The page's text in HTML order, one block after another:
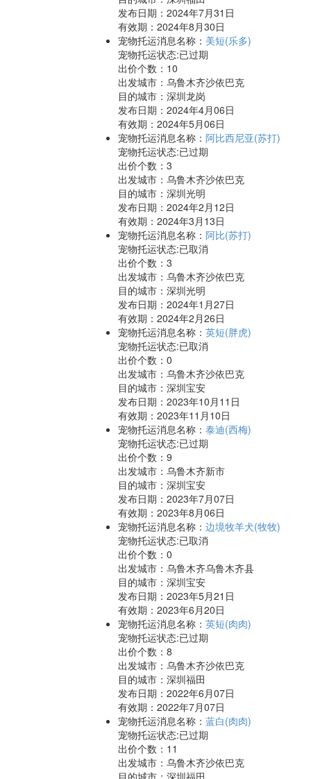
发布日期：2024年7月31日
有效期：2024年8月30日
宠物托运消息名称： 美短(乐多)
宠物托运状态:已过期
出价个数： 10
出发城市：乌鲁木齐沙依巴克
目的城市：深圳龙岗
发布日期：2024年4月06日
有效期：2024年5月06日
宠物托运消息名称： 阿比西尼亚(苏打)
宠物托运状态:已过期
出价个数： 3
出发城市：乌鲁木齐沙依巴克
目的城市：深圳光明
发布日期：2024年2月12日
有效期：2024年3月13日
宠物托运消息名称： 阿比(苏打)
宠物托运状态:已取消
出价个数： 3
出发城市：乌鲁木齐沙依巴克
目的城市：深圳光明
发布日期：2024年1月27日
有效期：2024年2月26日
宠物托运消息名称： 英短(胖虎)
宠物托运状态:已取消
出价个数： 0
出发城市：乌鲁木齐沙依巴克
目的城市：深圳宝安
发布日期：2023年10月11日
有效期：2023年11月10日
宠物托运消息名称： 泰迪(西梅)
宠物托运状态:已过期
出价个数： 9
出发城市：乌鲁木齐新市
目的城市：深圳宝安
发布日期：2023年7月07日
有效期：2023年8月06日
宠物托运消息名称： 边境牧羊犬(牧牧)
宠物托运状态:已取消
出价个数： 0
出发城市：乌鲁木齐乌鲁木齐县
目的城市：深圳宝安
发布日期：2023年5月21日
有效期：2023年6月20日
宠物托运消息名称： 英短(肉肉)
宠物托运状态:已过期
出价个数： 8
出发城市：乌鲁木齐沙依巴克
目的城市：深圳福田
发布日期：2022年6月07日
有效期：2022年7月07日
宠物托运消息名称： 蓝白(肉肉)
宠物托运状态:已过期
出价个数： 11
出发城市：乌鲁木齐沙依巴克
目的城市：深圳福田